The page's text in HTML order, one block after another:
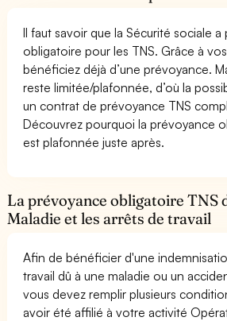
Il faut savoir que la Sécurité sociale
obligatoire pour les TNS. Grâce à
bénéficiez déjà d’une prévoyance.
reste limitée/plafonnée, d’où la
un contrat de prévoyance TNS
Découvrez pourquoi la prévoyance
est plafonnée juste après.
La prévoyance obligatoire TNS
Maladie et les arrêts de travail
Afin de bénéficier d'une
travail dû à une maladie ou un
vous devez remplir plusieurs
avoir été affilié à votre activité